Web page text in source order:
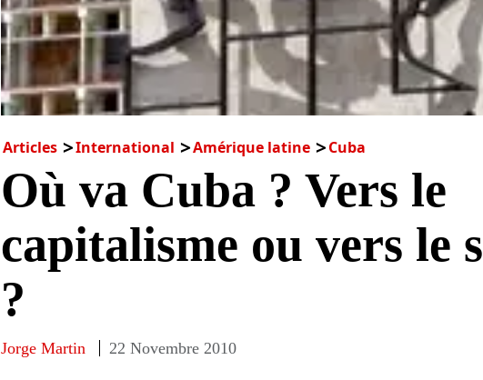
Articles International Amérique latine Cuba
Où va Cuba ? Vers le
capitalisme ou vers le
?
Jorge Martin 22 Novembre 2010